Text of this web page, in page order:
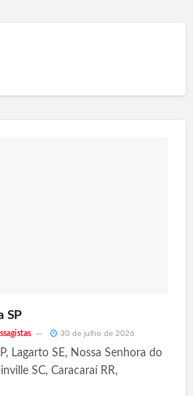
SP
30 de julho de 2026
Lagarto SE, Nossa Senhora do
SC, Caracaraí RR,